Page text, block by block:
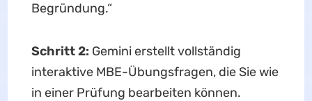
Begründung.“
Schritt 2: Gemini erstellt vollständig
interaktive MBE-Übungsfragen, die Sie wie
in einer Prüfung bearbeiten können.